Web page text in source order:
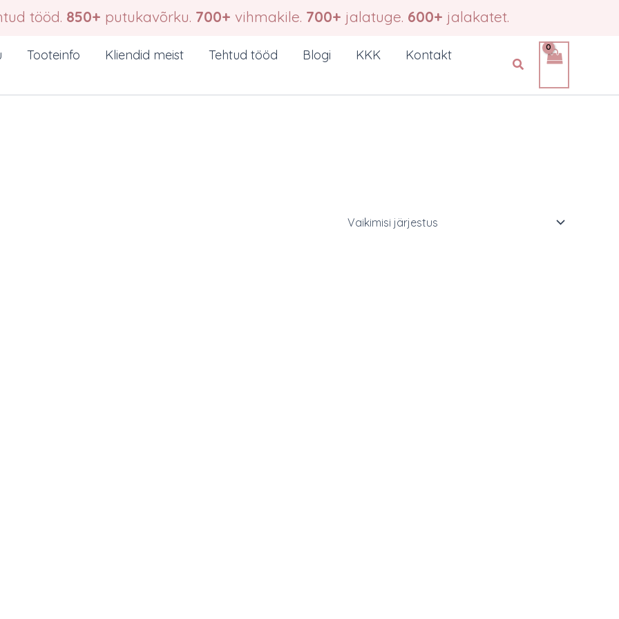
tööd. 850+ putukavõrku. 700+ vihmakile. 700+ jalatuge. 600+ jalakatet.
Tooteinfo Kliendid meist Tehtud tööd Blogi KKK
Kontakt
Search